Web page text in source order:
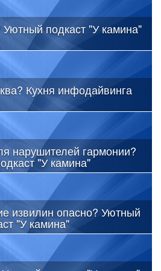
подкаст "У камина"
Кухня инфодайвинга
нарушителей гармонии?
"У камина"
извилин опасно? Уютный
"У камина"